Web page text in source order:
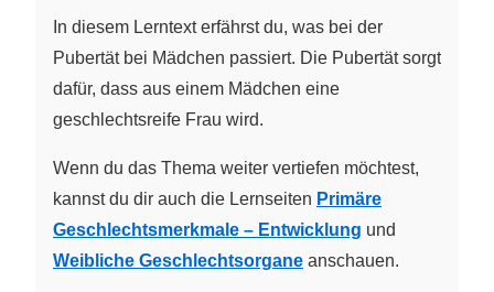
In diesem Lerntext erfährst du, was bei der
Pubertät bei Mädchen passiert. Die Pubertät sorgt
dafür, dass aus einem Mädchen eine
geschlechtsreife Frau wird.
Wenn du das Thema weiter vertiefen möchtest,
kannst du dir auch die Lernseiten Primäre
Geschlechtsmerkmale – Entwicklung und
Weibliche Geschlechtsorgane anschauen.